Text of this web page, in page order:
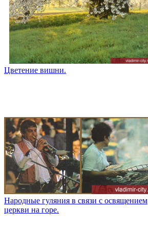
Цветение вишни.
Народные гуляния в связи с освящением
церкви на горе.